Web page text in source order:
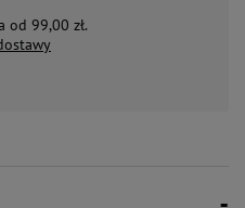
od 99,00 zł.